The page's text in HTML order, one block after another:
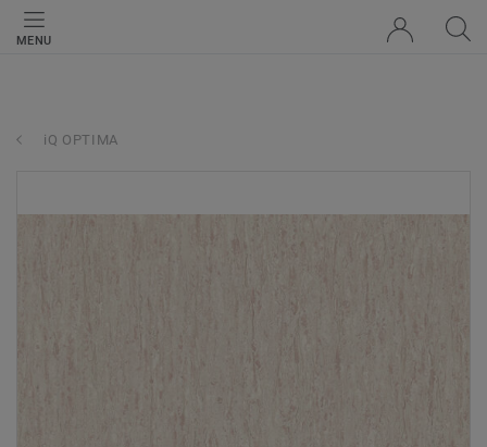
MENU
iQ OPTIMA